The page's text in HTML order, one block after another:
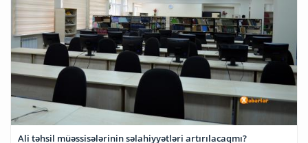
Ali təhsil müəssisələrinin səlahiyyətləri artırılacaqmı?